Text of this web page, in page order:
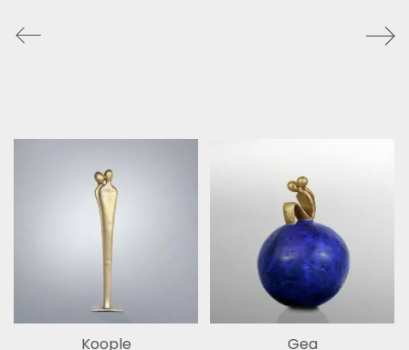
Koople Gea
Facebook
LinkedIn
Pinterest Hilos
2026 Liselotte Andersen |
Información legal.